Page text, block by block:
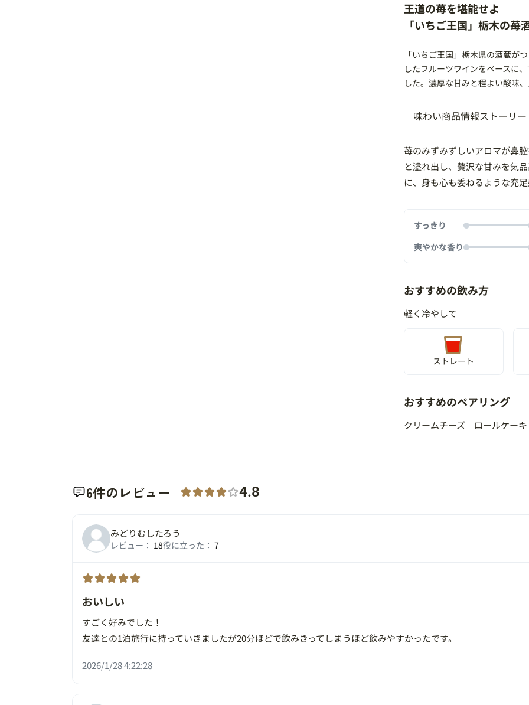
王道の苺を堪能せよ
「いちご王国」栃木の苺
「いちご王国」栃木県の酒蔵が
したフルーツワインをベースに
した。濃厚な甘みと程よい酸味
味わい商品情報ストーリー
苺のみずみずしいアロマが鼻
と溢れ出し、贅沢な甘みを気
に、身も心も委ねるような充足
すっきり
爽やかな香り
おすすめの飲み方
軽く冷やして
ストレート
おすすめのペアリング
クリームチーズ ロールケーキ
6件のレビュー 4.8
みどりむしたろう
レビュー： 18役に立った： 7
おいしい
すごく好みでした！
友達との1泊旅行に持っていきましたが20分ほどで飲みきってしまうほど飲みやすかったです。
2026/1/28 4:22:28